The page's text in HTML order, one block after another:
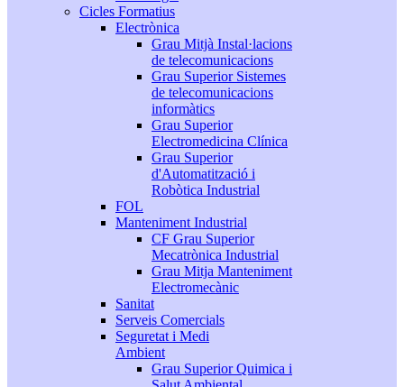
Cicles Formatius
Electrònica
Grau Mitjà Instal·lacions
de telecomunicacions
Grau Superior Sistemes
de telecomunicacions
informàtics
Grau Superior
Electromedicina Clínica
Grau Superior
d'Automatització i
Robòtica Industrial
FOL
Manteniment Industrial
CF Grau Superior
Mecatrònica Industrial
Grau Mitja Manteniment
Electromecànic
Sanitat
Serveis Comercials
Seguretat i Medi
Ambient
Grau Superior Quimica i